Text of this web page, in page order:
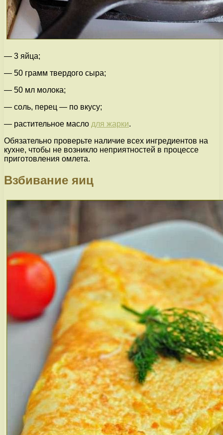
— 3 яйца;
— 50 грамм твердого сыра;
— 50 мл молока;
— соль, перец — по вкусу;
— растительное масло для жарки.
Обязательно проверьте наличие всех ингредиентов на
кухне, чтобы не возникло неприятностей в процессе
приготовления омлета.
Взбивание яиц